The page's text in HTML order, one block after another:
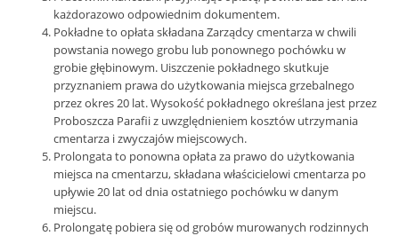
każdorazowo odpowiednim dokumentem.
Pokładne to opłata składana Zarządcy cmentarza w chwili
powstania nowego grobu lub ponownego pochówku w
grobie głębinowym. Uiszczenie pokładnego skutkuje
przyznaniem prawa do użytkowania miejsca grzebalnego
przez okres 20 lat. Wysokość pokładnego określana jest przez
Proboszcza Parafii z uwzględnieniem kosztów utrzymania
cmentarza i zwyczajów miejscowych.
Prolongata to ponowna opłata za prawo do użytkowania
miejsca na cmentarzu, składana właścicielowi cmentarza po
upływie 20 lat od dnia ostatniego pochówku w danym
miejscu.
Prolongatę pobiera się od grobów murowanych rodzinnych